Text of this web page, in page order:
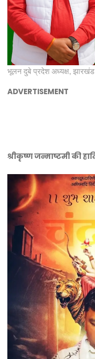
भूलन दुबे प्रदेश अध्यक्ष, झारखंड
ADVERTISEMENT
श्रीकृष्ण जन्माष्टमी की